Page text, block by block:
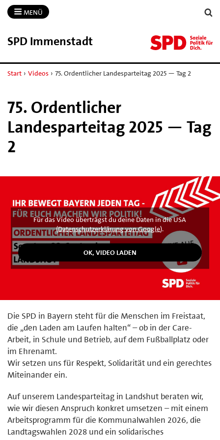
MENÜ
SPD Immenstadt
Start › Videos › 75. Ordentlicher Landesparteitag 2025 — Tag 2
75. Ordentlicher
Landesparteitag 2025 — Tag
2
Für das Video überträgst du deine Daten in die USA
(Datenschutzerklärung von Google).
Die SPD in Bayern steht für die Menschen im Freistaat,
die „den Laden am Laufen halten“ – ob in der Care-
Arbeit, in Schule und Betrieb, auf dem Fußballplatz oder
im Ehrenamt.
Wir setzen uns für Respekt, Solidarität und ein gerechtes
Miteinander ein.
Auf unserem Landesparteitag in Landshut beraten wir,
wie wir diesen Anspruch konkret umsetzen – mit einem
Arbeitsprogramm für die Kommunalwahlen 2026, die
Landtagswahlen 2028 und ein solidarisches